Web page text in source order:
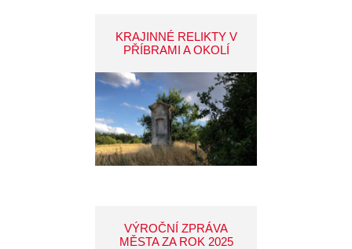
KRAJINNÉ RELIKTY V
PŘÍBRAMI A OKOLÍ
VÝROČNÍ ZPRÁVA
MĚSTA ZA ROK 2025